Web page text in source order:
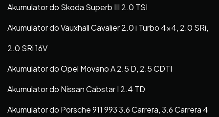
Akumulator do Skoda Superb III 2.0 TSI
Akumulator do Vauxhall Cavalier 2.0 i Turbo 4×4, 2.0 SRi,
2.0 SRi 16V
Akumulator do Opel Movano A 2.5 D, 2.5 CDTI
Akumulator do Nissan Cabstar I 2.4 TD
Akumulator do Porsche 911 993 3.6 Carrera, 3.6 Carrera 4